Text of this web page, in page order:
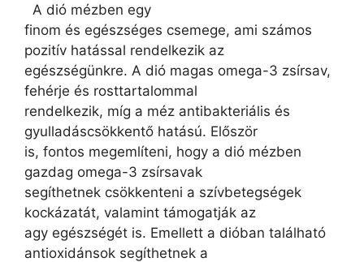
A dió mézben egy
finom és egészséges csemege, ami számos
pozitív hatással rendelkezik az
egészségünkre. A dió magas omega-3 zsírsav,
fehérje és rosttartalommal
rendelkezik, míg a méz antibakteriális és
gyulladáscsökkentő hatású. Először
is, fontos megemlíteni, hogy a dió mézben
gazdag omega-3 zsírsavak
segíthetnek csökkenteni a szívbetegségek
kockázatát, valamint támogatják az
agy egészségét is. Emellett a dióban található
antioxidánsok segíthetnek a